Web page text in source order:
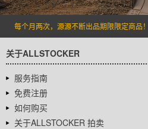
每个月两次，源源不断出品期限限定商品！
关于ALLSTOCKER
服务指南
免费注册
如何购买
关于ALLSTOCKER 拍卖